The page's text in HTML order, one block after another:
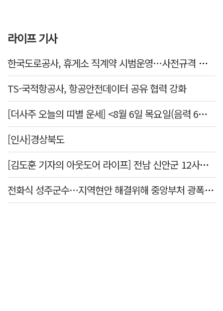
라이프 기사
한국도로공사, 휴게소 직계약 시범운영…사전규격 공개·입찰 착수
TS-국적항공사, 항공안전데이터 공유 협력 강화
[더사주 오늘의 띠별 운세] <8월 6일 목요일(음력 6월24일)>
[인사]경상북도
[김도훈 기자의 아웃도어 라이프] 전남 신안군 12사도 순례길…나를 찾아 떠나는 힐링 여행
전화식 성주군수…지역현안 해결위해 중앙부처 광폭 행보